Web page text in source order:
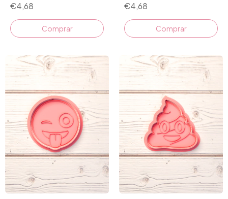
€4,68
Comprar
€4,68
Comprar